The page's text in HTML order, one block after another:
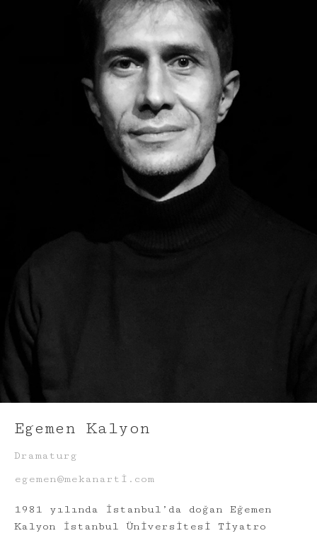
Egemen Kalyon
Dramaturg
egemen@mekanarti.com
1981 yılında İstanbul’da doğan Eğemen
Kalyon İstanbul Üniversitesi Tiyatro